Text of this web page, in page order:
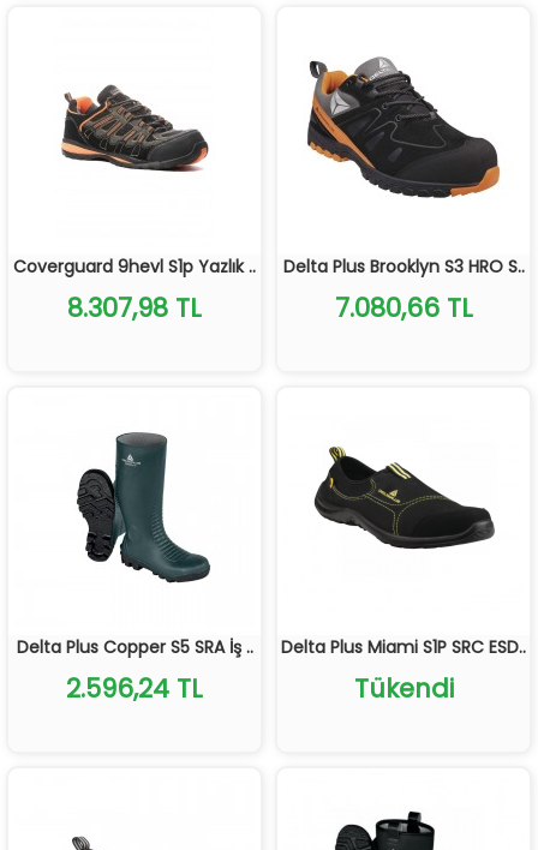
Coverguard 9hevl S1p Yazlık ..
8.307,98 TL
Delta Plus Brooklyn S3 HRO S..
7.080,66 TL
Delta Plus Copper S5 SRA İş ..
2.596,24 TL
Delta Plus Miami S1P SRC ESD..
Tükendi